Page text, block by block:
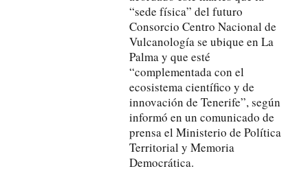
“sede física” del futuro
Consorcio Centro Nacional de
Vulcanología se ubique en La
Palma y que esté
“complementada con el
ecosistema científico y de
innovación de Tenerife”, según
informó en un comunicado de
prensa el Ministerio de Política
Territorial y Memoria
Democrática.